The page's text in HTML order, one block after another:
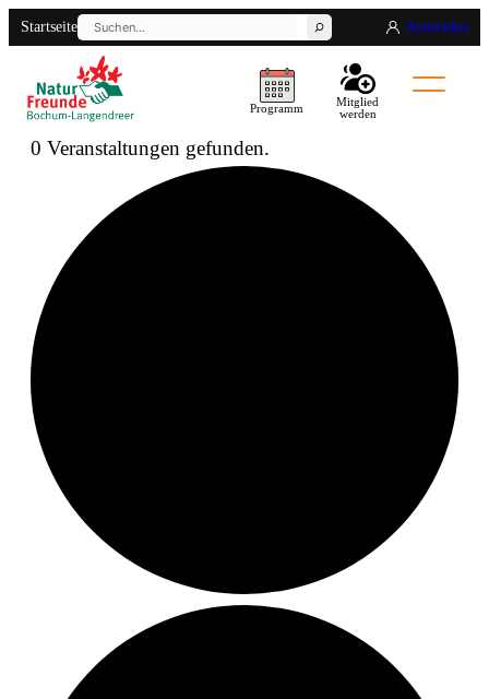
Startseite
Suchen
Anmelden
Programm
Mitglied
werden
0 Veranstaltungen gefunden.